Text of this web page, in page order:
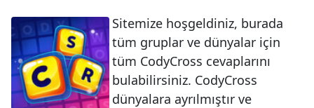
Sitemize hoşgeldiniz, burada
tüm gruplar ve dünyalar için
tüm CodyCross cevaplarını
bulabilirsiniz. CodyCross
dünyalara ayrılmıştır ve